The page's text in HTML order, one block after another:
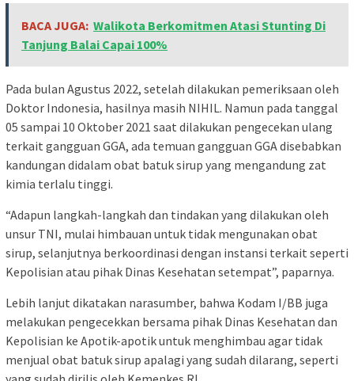
BACA JUGA: Walikota Berkomitmen Atasi Stunting Di
Tanjung Balai Capai 100%
Pada bulan Agustus 2022, setelah dilakukan pemeriksaan oleh
Doktor Indonesia, hasilnya masih NIHIL. Namun pada tanggal
05 sampai 10 Oktober 2021 saat dilakukan pengecekan ulang
terkait gangguan GGA, ada temuan gangguan GGA disebabkan
kandungan didalam obat batuk sirup yang mengandung zat
kimia terlalu tinggi.
“Adapun langkah-langkah dan tindakan yang dilakukan oleh
unsur TNI, mulai himbauan untuk tidak mengunakan obat
sirup, selanjutnya berkoordinasi dengan instansi terkait seperti
Kepolisian atau pihak Dinas Kesehatan setempat”, paparnya.
Lebih lanjut dikatakan narasumber, bahwa Kodam I/BB juga
melakukan pengecekkan bersama pihak Dinas Kesehatan dan
Kepolisian ke Apotik-apotik untuk menghimbau agar tidak
menjual obat batuk sirup apalagi yang sudah dilarang, seperti